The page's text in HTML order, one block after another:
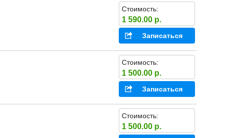
Стоимость:
1 590.00 р.
Записаться
Стоимость:
1 500.00 р.
Записаться
Стоимость:
1 500.00 р.